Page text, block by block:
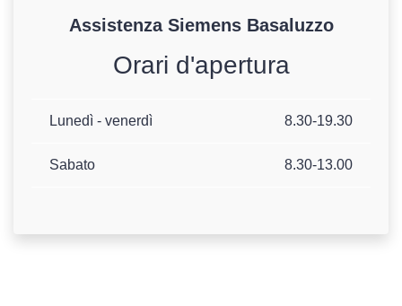
Assistenza SiemensBasaluzzo
Orari d'apertura
Lunedì - venerdì 8.30-19.30
Sabato 8.30-13.00